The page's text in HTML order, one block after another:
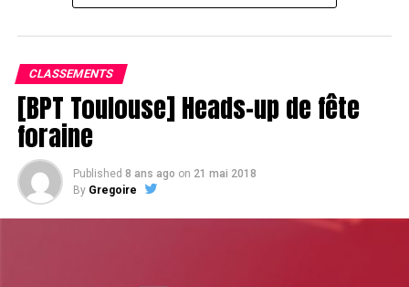
CLASSEMENTS
[BPT Toulouse] Heads-up de fête
foraine
Published 8 ans ago on 21 mai 2018
By Gregoire